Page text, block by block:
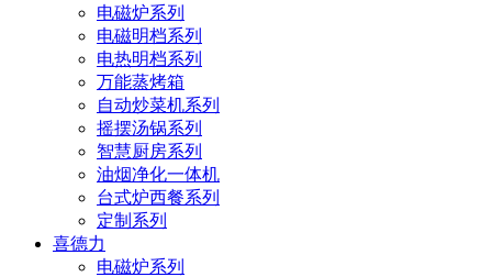
电磁炉系列
电磁明档系列
电热明档系列
万能蒸烤箱
自动炒菜机系列
摇摆汤锅系列
智慧厨房系列
油烟净化一体机
台式炉西餐系列
定制系列
喜德力
电磁炉系列